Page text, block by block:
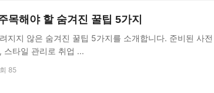
목해야 할 숨겨진 꿀팁 5가지
지지 않은 숨겨진 꿀팁 5가지를 소개합니다. 준비된 사전
스타일 관리로 취업 ...
85